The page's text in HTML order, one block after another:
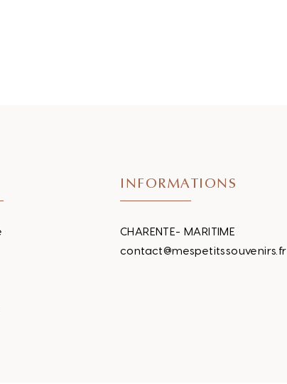
INFORMATIONS
CHARENTE- MARITIME
contact@mespetitssouvenirs.fr